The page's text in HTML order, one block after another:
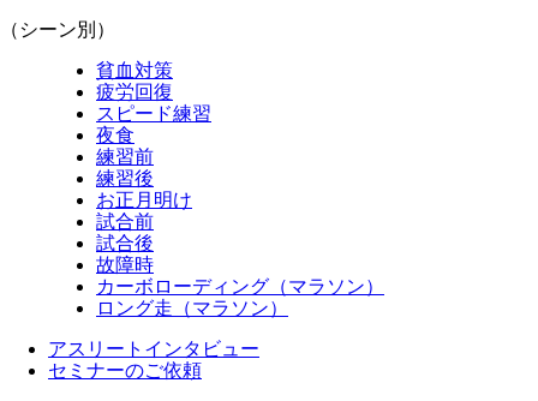
（シーン別）
貧血対策
疲労回復
スピード練習
夜食
練習前
練習後
お正月明け
試合前
試合後
故障時
カーボローディング（マラソン）
ロング走（マラソン）
アスリートインタビュー
セミナーのご依頼